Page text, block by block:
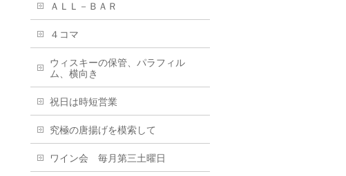
ＡＬＬ－ＢＡＲ
４コマ
ウィスキーの保管、パラフィル
ム、横向き
祝日は時短営業
究極の唐揚げを模索して
ワイン会 毎月第三土曜日